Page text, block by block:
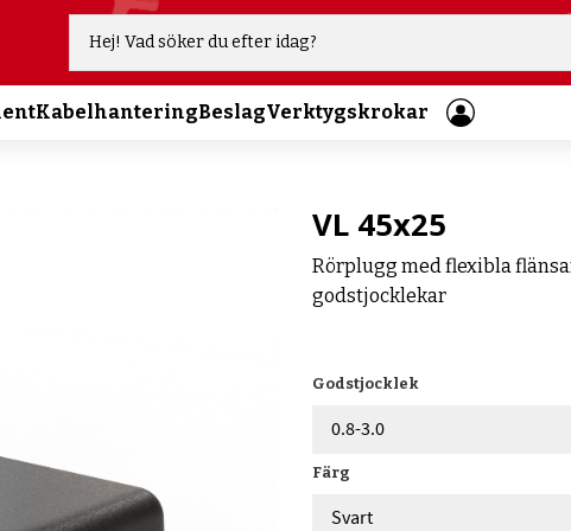
KabelhanteringBeslagVerktygskrokar
VL 45x25
Rörplugg med flexibla
godstjocklekar
Godstjocklek
Färg